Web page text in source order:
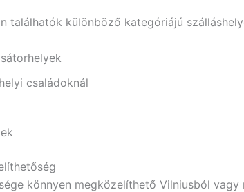
találhatók különböző kategóriájú
családoknál
könnyen megközelíthető Vilniusból